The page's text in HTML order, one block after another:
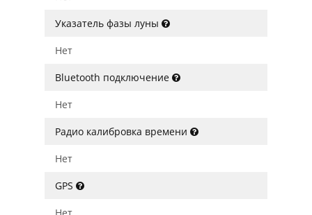
Указатель фазы луны
Нет
Bluetooth подключение
Нет
Радио калибровка времени
Нет
GPS